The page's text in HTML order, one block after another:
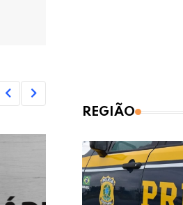
REGIÃO